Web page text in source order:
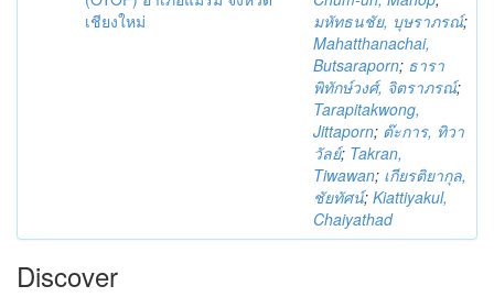
เชียงใหม่
มหัทธนชัย, บุษราภรณ์;
Mahatthanachai,
Butsaraporn; ธารา
พิทักษ์วงศ์, จิตราภรณ์;
Tarapitakwong,
Jittaporn; ต๊ะการ, ทิวา
วัลย์; Takran,
Tiwawan; เกียรติยากุล,
ชัยทัศน์; Kiattiyakul,
Chaiyathad
Discover